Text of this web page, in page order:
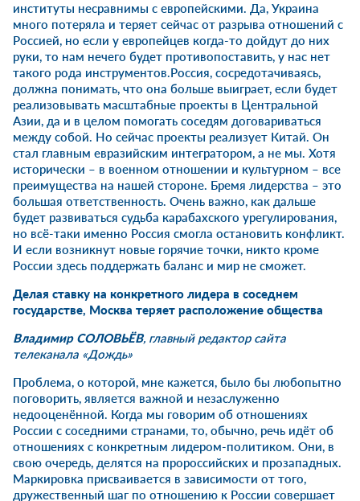
институты несравнимы с европейскими. Да, Украина
много потеряла и теряет сейчас от разрыва отношений с
Россией, но если у европейцев когда-то дойдут до них
руки, то нам нечего будет противопоставить, у нас нет
такого рода инструментов.Россия, сосредотачиваясь,
должна понимать, что она больше выиграет, если будет
реализовывать масштабные проекты в Центральной
Азии, да и в целом помогать соседям договариваться
между собой. Но сейчас проекты реализует Китай. Он
стал главным евразийским интегратором, а не мы. Хотя
исторически – в военном отношении и культурном – все
преимущества на нашей стороне. Бремя лидерства – это
большая ответственность. Очень важно, как дальше
будет развиваться судьба карабахского урегулирования,
но всё-таки именно Россия смогла остановить конфликт.
И если возникнут новые горячие точки, никто кроме
России здесь поддержать баланс и мир не сможет.
Делая ставку на конкретного лидера в соседнем
государстве, Москва теряет расположение общества
Владимир СОЛОВЬЁВ, главный редактор сайта
телеканала «Дождь»
Проблема, о которой, мне кажется, было бы любопытно
поговорить, является важной и незаслуженно
недооценённой. Когда мы говорим об отношениях
России с соседними странами, то, обычно, речь идёт об
отношениях с конкретным лидером-политиком. Они, в
свою очередь, делятся на пророссийских и прозападных.
Маркировка присваивается в зависимости от того,
дружественный шаг по отношению к России совершает